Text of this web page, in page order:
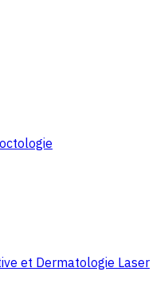
et Dermatologie Laser